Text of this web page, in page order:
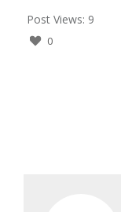
Post Views: 9
0